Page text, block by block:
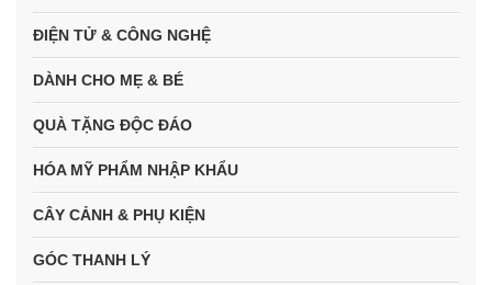
ĐIỆN TỬ & CÔNG NGHỆ
DÀNH CHO MẸ & BÉ
QUÀ TẶNG ĐỘC ĐÁO
HÓA MỸ PHẨM NHẬP KHẨU
CÂY CẢNH & PHỤ KIỆN
GÓC THANH LÝ